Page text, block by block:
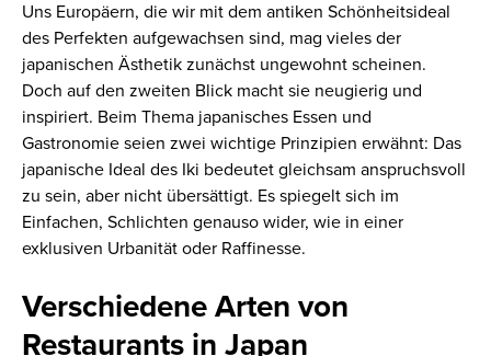
Uns Europäern, die wir mit dem antiken Schönheitsideal
des Perfekten aufgewachsen sind, mag vieles der
japanischen Ästhetik zunächst ungewohnt scheinen.
Doch auf den zweiten Blick macht sie neugierig und
inspiriert. Beim Thema japanisches Essen und
Gastronomie seien zwei wichtige Prinzipien erwähnt: Das
japanische Ideal des Iki bedeutet gleichsam anspruchsvoll
zu sein, aber nicht übersättigt. Es spiegelt sich im
Einfachen, Schlichten genauso wider, wie in einer
exklusiven Urbanität oder Raffinesse.
Verschiedene Arten von
Restaurants in Japan